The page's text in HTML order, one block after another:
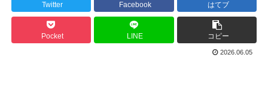
Twitter Facebook はてブ
Pocket LINE コピー
2026.06.05